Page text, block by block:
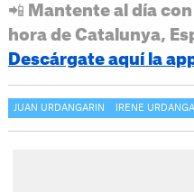
📲 Mantente al día
hora de Catalunya,
Descárgate aquí la
JUAN URDANGARIN IRENE